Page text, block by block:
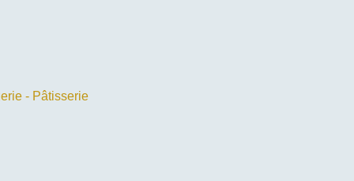
- Pâtisserie